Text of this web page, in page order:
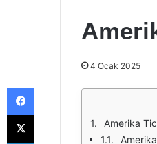
4 Ocak 2025
Amerika
Amerika
Facebook
X